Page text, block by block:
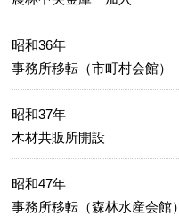
昭和36年
事務所移転（市町村会館）
昭和37年
木材共販所開設
昭和47年
事務所移転（森林水産会館）